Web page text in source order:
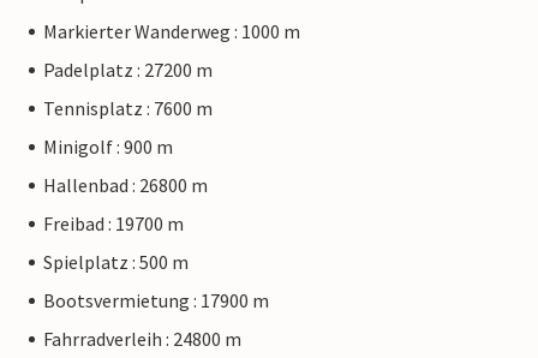
Markierter Wanderweg : 1000 m
Padelplatz : 27200 m
Tennisplatz : 7600 m
Minigolf : 900 m
Hallenbad : 26800 m
Freibad : 19700 m
Spielplatz : 500 m
Bootsvermietung : 17900 m
Fahrradverleih : 24800 m